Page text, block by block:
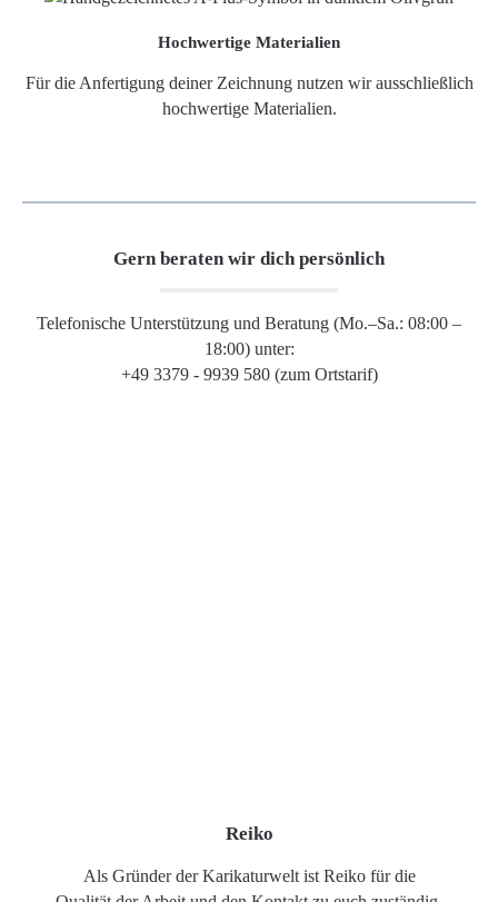
Hochwertige Materialien
Für die Anfertigung deiner Zeichnung nutzen wir ausschließlich
hochwertige Materialien.
Gern beraten wir dich persönlich
Telefonische Unterstützung und Beratung (Mo.–Sa.: 08:00 –
18:00) unter:
+49 3379 - 9939 580 (zum Ortstarif)
Reiko
Als Gründer der Karikaturwelt ist Reiko für die